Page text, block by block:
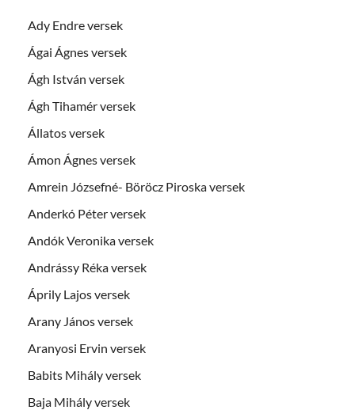
Ady Endre versek
Ágai Ágnes versek
Ágh István versek
Ágh Tihamér versek
Állatos versek
Ámon Ágnes versek
Amrein Józsefné- Böröcz Piroska versek
Anderkó Péter versek
Andók Veronika versek
Andrássy Réka versek
Áprily Lajos versek
Arany János versek
Aranyosi Ervin versek
Babits Mihály versek
Baja Mihály versek